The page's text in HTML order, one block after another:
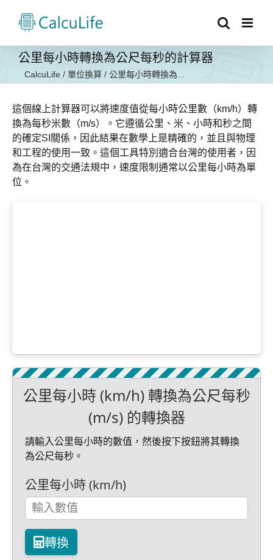
公里每小時轉換為公尺每秒的計算器
CalcuLife / 單位換算 / 公里每小時轉換為...
這個線上計算器可以將速度值從每小時公里數（km/h）轉
換為每秒米數（m/s）。它遵循公里、米、小時和秒之間
的確定SI關係，因此結果在數學上是精確的，並且與物理
和工程的使用一致。這個工具特別適合台灣的使用者，因
為在台灣的交通法規中，速度限制通常以公里每小時為單
位。
公里每小時 (km/h) 轉換為公尺每秒
(m/s) 的轉換器
請輸入公里每小時的數值，然後按下按鈕將其轉換
為公尺每秒。
公里每小時 (km/h)
轉換